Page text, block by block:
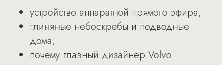
устройство аппаратной прямого эфира;
глиняные небоскребы и подводные
дома;
почему главный дизайнер Volvo